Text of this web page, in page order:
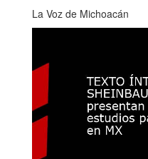
La Voz de Michoacán